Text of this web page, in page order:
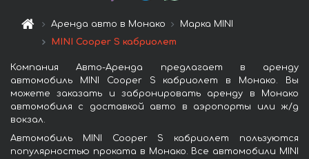
Аренда авто в Монако
Марка MINI
MINI Cooper S кабриолет
Компания Авто-Аренда предлагает в аренду
автомобиль MINI Cooper S кабриолет в Монако. Вы
можете заказать и забронировать аренду в Монако
автомобиля с доставкой авто в аэропорты или ж/д
вокзал.
Автомобиль MINI Cooper S кабриолет пользуются
популярностью проката в Монако. Все автомобили MINI